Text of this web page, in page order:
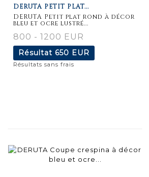
détaillée
DERUTA PETIT PLAT...
DERUTA Petit plat rond à décor
bleu et ocre lustré...
800 - 1200 EUR
Résultat 650 EUR
Résultats sans frais